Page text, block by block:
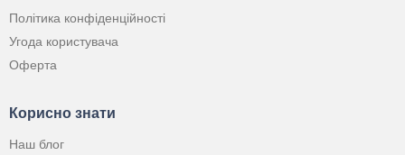
Політика конфіденційності
Угода користувача
Оферта
Корисно знати
Наш блог